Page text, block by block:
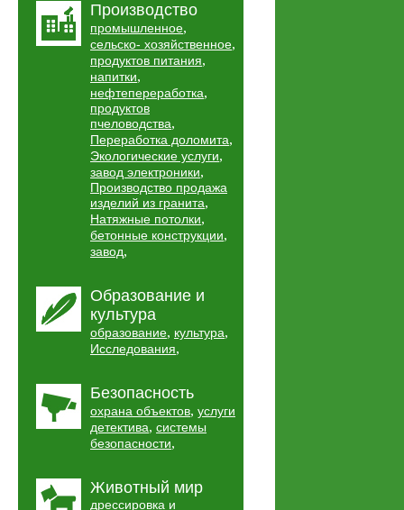
Производство
промышленное,
сельско- хозяйственное,
продуктов питания,
напитки,
нефтепереработка,
продуктов
пчеловодства,
Переработка доломита,
Экологические услуги,
завод электроники,
Производство продажа
изделий из гранита,
Натяжные потолки,
бетонные конструкции,
завод,
Образование и
культура
образование, культура,
Исследования,
Безопасность
охрана объектов, услуги
детектива, системы
безопасности,
Животный мир
дрессировка и